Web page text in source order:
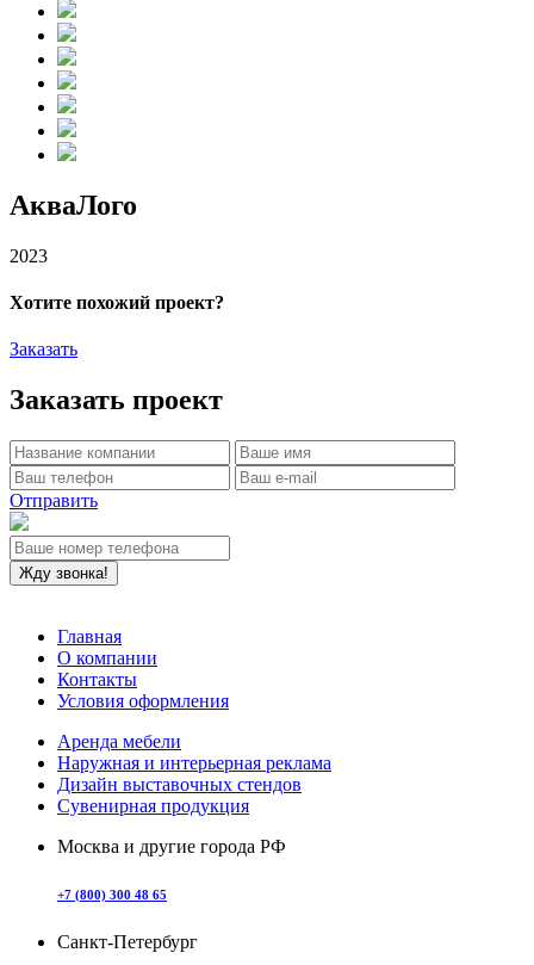
АкваЛого
2023
Хотите похожий проект?
Заказать
Заказать проект
Отправить
Главная
О компании
Контакты
Условия оформления
Аренда мебели
Наружная и интерьерная реклама
Дизайн выставочных стендов
Сувенирная продукция
Москва и другие города РФ
+7 (800) 300 48 65
Санкт-Петербург